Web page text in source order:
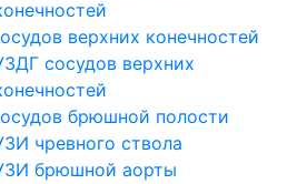
верхних конечностей
сосудов верхних
брюшной полости
чревного ствола
брюшной аорты